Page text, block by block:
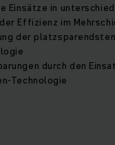
Einsätze in
Effizienz im
der
durch den
Technologie